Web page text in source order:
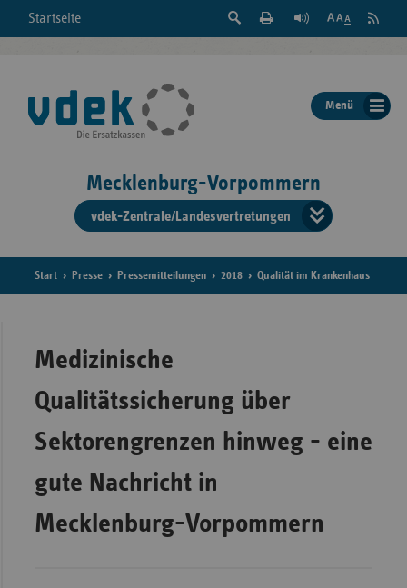
Startseite
Suche
der
Seite
Feed
Menü
Mecklenburg-Vorpommern
vdek-Zentrale/Landesvertretungen
der
Start Presse Pressemitteilungen 2018 Qualität im Krankenhaus
Medizinische
Qualitätssicherung über
Sektorengrenzen hinweg - eine
gute Nachricht in
Mecklenburg-Vorpommern